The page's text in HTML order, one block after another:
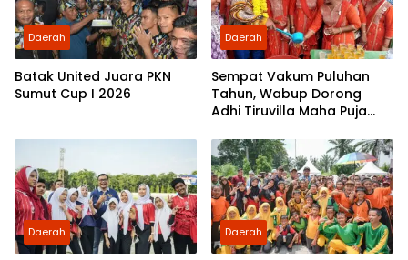
Daerah
Batak United Juara PKN
Sumut Cup I 2026
Daerah
Sempat Vakum Puluhan
Tahun, Wabup Dorong
Adhi Tiruvilla Maha Puja
Daerah Daerah